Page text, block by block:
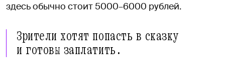
здесь обычно стоит 5000–6000 рублей.
Зрители хотят попасть в сказку
и готовы заплатить.